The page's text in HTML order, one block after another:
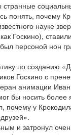
понять, почему
науке
Госкино),
персоной нон
по созданию
Госкино с
анимации
бы носить
у
и затронул